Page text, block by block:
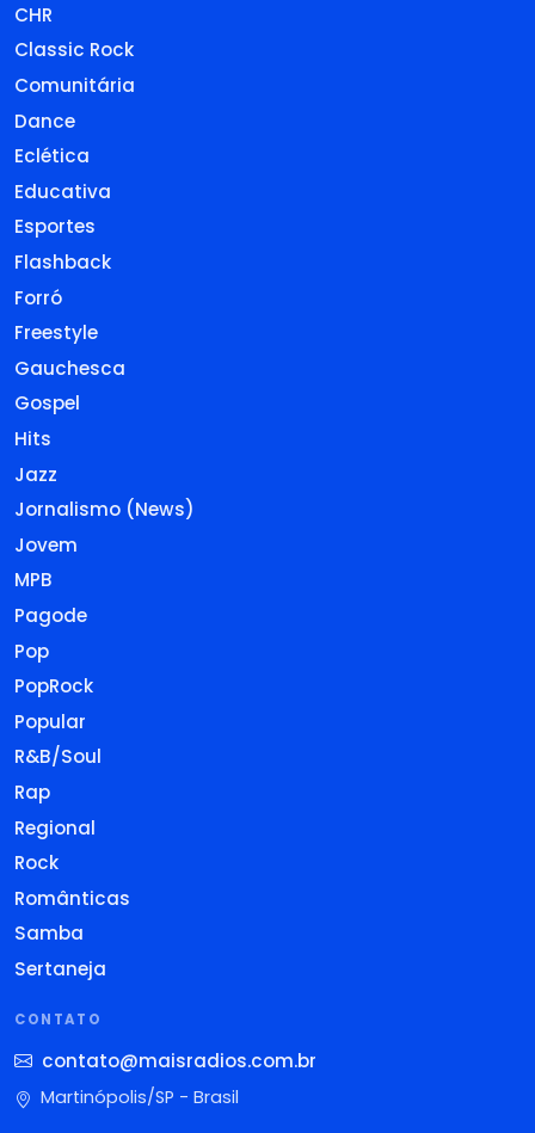
CHR
Classic Rock
Comunitária
Dance
Eclética
Educativa
Esportes
Flashback
Forró
Freestyle
Gauchesca
Gospel
Hits
Jazz
Jornalismo (News)
Jovem
MPB
Pagode
Pop
PopRock
Popular
R&B/Soul
Rap
Regional
Rock
Românticas
Samba
Sertaneja
CONTATO
contato@maisradios.com.br
Martinópolis/SP - Brasil